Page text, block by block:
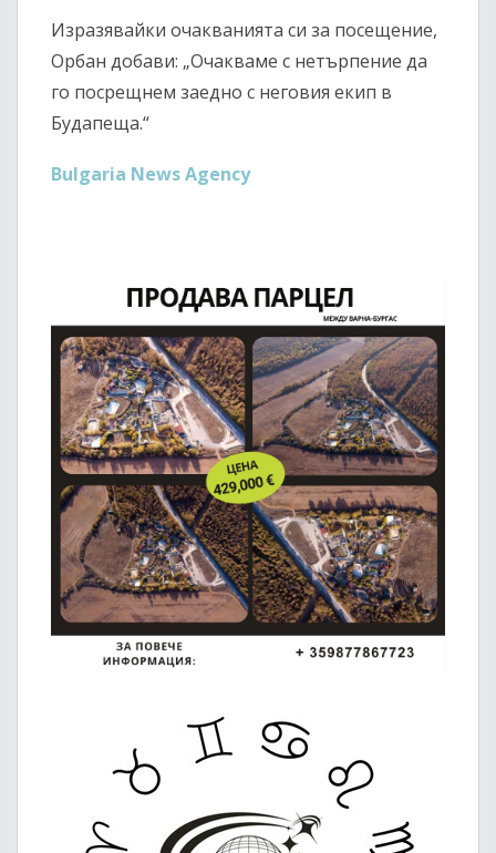
Изразявайки очакванията си за посещение,
Орбан добави: „Очакваме с нетърпение да
го посрещнем заедно с неговия екип в
Будапеща.“
Bulgaria News Agency